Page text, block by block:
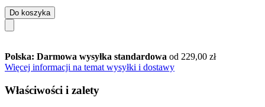
Do koszyka
Polska: Darmowa wysyłka standardowa od 229,00 zł
Więcej informacji na temat wysyłki i dostawy
Właściwości i zalety